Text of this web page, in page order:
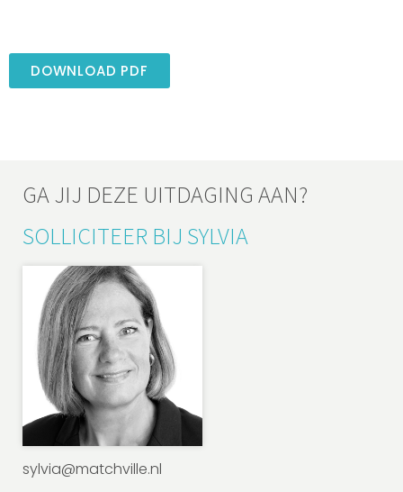
DOWNLOAD PDF
GA JIJ DEZE UITDAGING AAN?
SOLLICITEER BIJ SYLVIA​
sylvia@matchville.nl